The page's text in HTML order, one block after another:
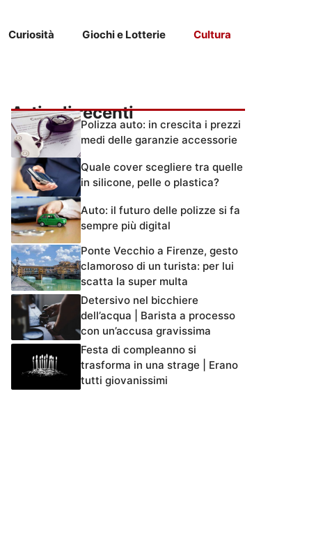
Curiosità Giochi e Lotterie Cultura
Articoli recenti
Polizza auto: in crescita i prezzi
medi delle garanzie accessorie
Quale cover scegliere tra quelle
in silicone, pelle o plastica?
Auto: il futuro delle polizze si fa
sempre più digital
Ponte Vecchio a Firenze, gesto
clamoroso di un turista: per lui
scatta la super multa
Detersivo nel bicchiere
dell’acqua | Barista a processo
con un’accusa gravissima
Festa di compleanno si
trasforma in una strage | Erano
tutti giovanissimi